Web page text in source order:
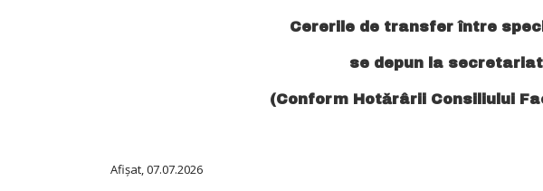
Cererile de transfer între
se depun la
(Conform Hotărârii Consiliului
Afişat, 07.07.2026